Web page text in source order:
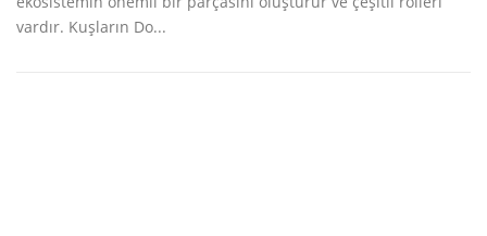
vardır. Kuşların Do...